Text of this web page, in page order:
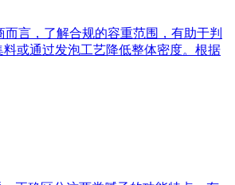
言，了解合规的容重范围，有助于判
或通过发泡工艺降低整体密度。根据